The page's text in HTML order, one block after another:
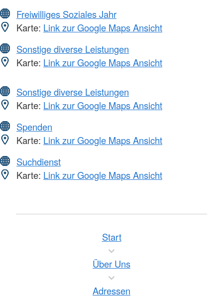
Freiwilliges Soziales Jahr
Karte: Link zur Google Maps Ansicht
Sonstige diverse Leistungen
Karte: Link zur Google Maps Ansicht
Sonstige diverse Leistungen
Karte: Link zur Google Maps Ansicht
Spenden
Karte: Link zur Google Maps Ansicht
Suchdienst
Karte: Link zur Google Maps Ansicht
Start
Über Uns
Adressen